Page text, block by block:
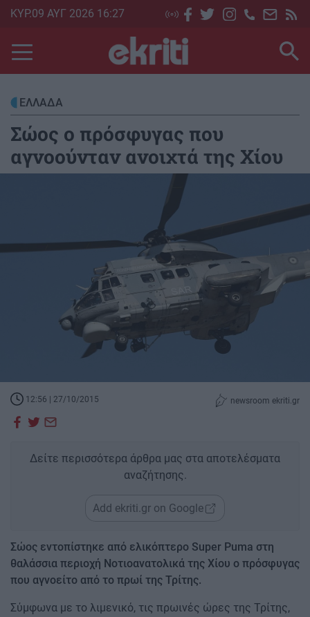
Skip
main
content
ΚΥΡ.09 ΑΥΓ 2026 16:27
ΕΛΛΑΔΑ
Σώος ο πρόσφυγας που
αγνοούνταν ανοιχτά της Χίου
12:56 | 27/10/2015 newsroom ekriti.gr
Δείτε περισσότερα άρθρα μας στα αποτελέσματα
αναζήτησης.
Add ekriti.gr on Google
Σώος εντοπίστηκε από ελικόπτερο Super Puma στη
θαλάσσια περιοχή Νοτιοανατολικά της Χίου ο πρόσφυγας
που αγνοείτο από το πρωί της Τρίτης.
Σύμφωνα με το λιμενικό, τις πρωινές ώρες της Τρίτης,